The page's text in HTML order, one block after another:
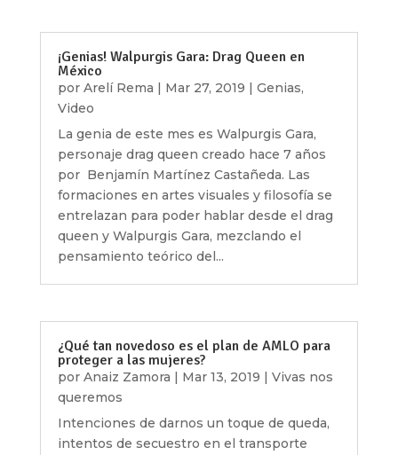
¡Genias! Walpurgis Gara: Drag Queen en
México
por Arelí Rema | Mar 27, 2019 | Genias,
Video
La genia de este mes es Walpurgis Gara,
personaje drag queen creado hace 7 años
por Benjamín Martínez Castañeda. Las
formaciones en artes visuales y filosofía se
entrelazan para poder hablar desde el drag
queen y Walpurgis Gara, mezclando el
pensamiento teórico del...
¿Qué tan novedoso es el plan de AMLO para
proteger a las mujeres?
por Anaiz Zamora | Mar 13, 2019 | Vivas nos
queremos
Intenciones de darnos un toque de queda,
intentos de secuestro en el transporte